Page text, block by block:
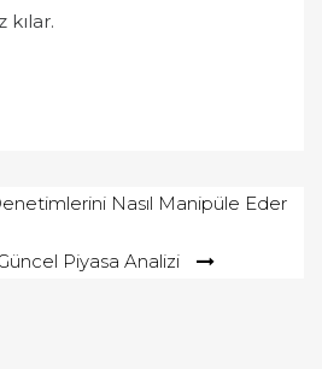
kılar.
Nasıl Manipüle Eder
Piyasa Analizi